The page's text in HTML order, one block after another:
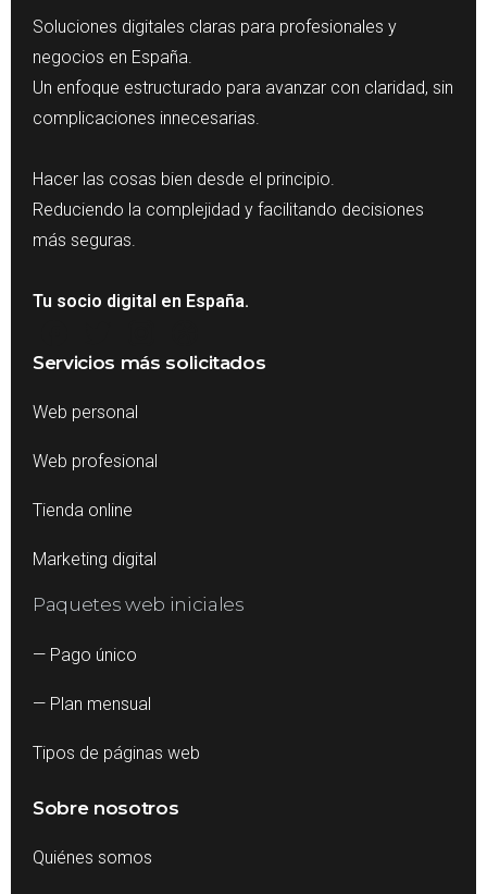
Soluciones digitales claras para profesionales y
negocios en España.
Un enfoque estructurado para avanzar con claridad, sin
complicaciones innecesarias.
Hacer las cosas bien desde el principio.
Reduciendo la complejidad y facilitando decisiones
más seguras.
Tu socio digital en España.
Servicios más solicitados
Web personal
Web profesional
Tienda online
Marketing digital
Paquetes web iniciales
— Pago único
— Plan mensual
Tipos de páginas web
Sobre nosotros
Quiénes somos